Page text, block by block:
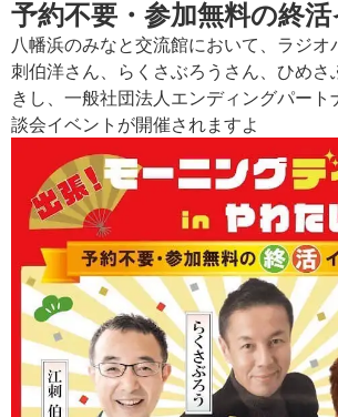
予約不要・参加無料の終活
八幡浜のみなと交流館において、ラジオ
刺伯洋さん、らくさぶろうさん、ひめさ
きし、一般社団法人エンディングパート
談会イベントが開催されますよ